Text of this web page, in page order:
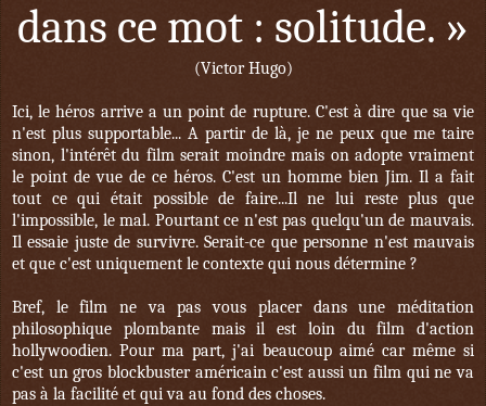
dans ce mot : solitude. »
(Victor Hugo)
Ici, le héros arrive a un point de rupture. C'est à dire que sa vie
n'est plus supportable... A partir de là, je ne peux que me taire
sinon, l'intérêt du film serait moindre mais on adopte vraiment
le point de vue de ce héros. C'est un homme bien Jim. Il a fait
tout ce qui était possible de faire...Il ne lui reste plus que
l'impossible, le mal. Pourtant ce n'est pas quelqu'un de mauvais.
Il essaie juste de survivre. Serait-ce que personne n'est mauvais
et que c'est uniquement le contexte qui nous détermine ?
Bref, le film ne va pas vous placer dans une méditation
philosophique plombante mais il est loin du film d'action
hollywoodien. Pour ma part, j'ai beaucoup aimé car même si
c'est un gros blockbuster américain c'est aussi un film qui ne va
pas à la facilité et qui va au fond des choses.